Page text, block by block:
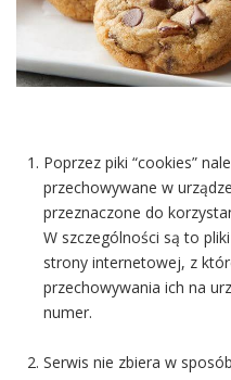
Poprzez piki “cookies”
przechowywane w
przeznaczone do
W szczególności są to
strony internetowej, z
przechowywania ich na
numer.
Serwis nie zbiera w